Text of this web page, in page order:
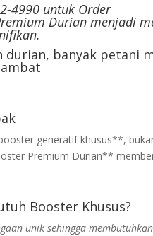
4990 untuk Order
Durian menjadi
durian, banyak petani
generatif khusus**,
Premium Durian**
Booster Khusus?
unik sehingga